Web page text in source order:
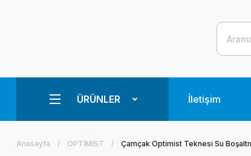
ÜRÜNLER İletişim
Anasayfa OPTİMİST Çamçak Optimist Teknesi Su